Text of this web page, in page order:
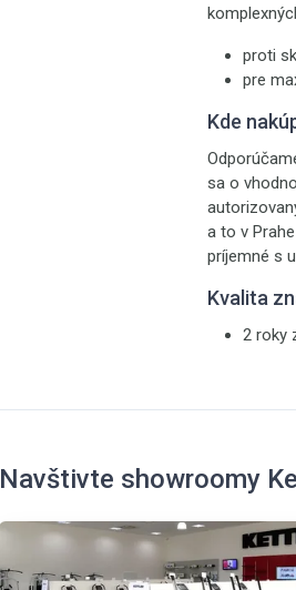
proti
pre
Kde
sa o
a to v
príjemné s
Kvalita
2 roky
Navštivte showroomy